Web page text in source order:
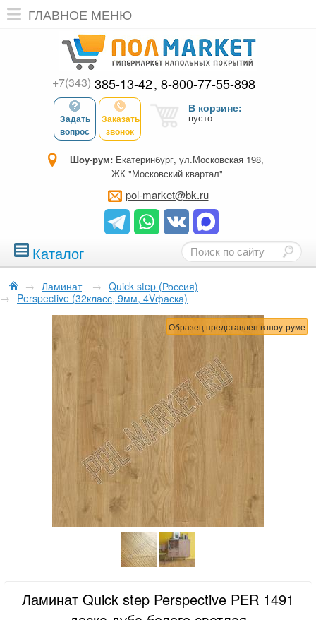
ГЛАВНОЕ МЕНЮ
+7(343) 385-13-42 8-800-77-55-898
Задать
вопрос
Заказать
звонок
В корзине:
пусто
Шоу-рум: Екатеринбург, ул.Московская 198,
ЖК "Московский квартал"
pol-market@bk.ru
Каталог
→ Ламинат → Quick step (Россия)
→ Perspective (32класс, 9мм, 4Vфаска)
Образец представлен в шоу-руме
Ламинат Quick step Perspective PER 1491